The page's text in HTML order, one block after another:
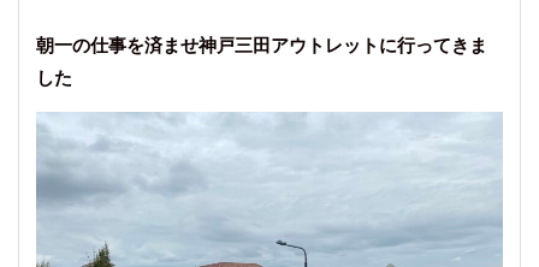
朝一の仕事を済ませ神戸三田アウトレットに行ってきま
した